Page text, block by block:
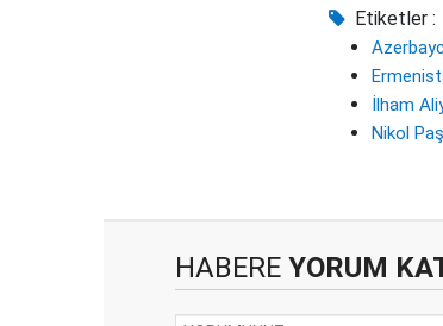
Etiketler :
İlham
Nikol
HABERE YORUM